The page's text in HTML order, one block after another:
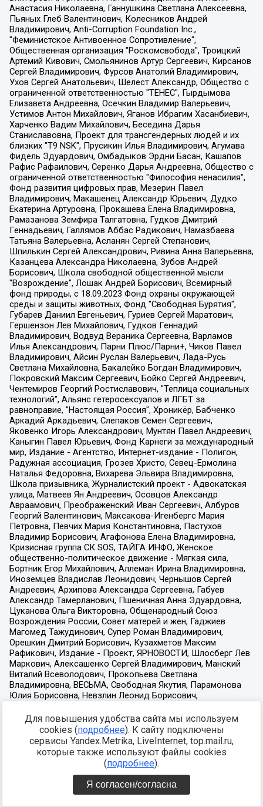
Для повышения удобства сайта мы используем
cookies (подробнее). К сайту подключены
сервисы Yandex.Metrika, LiveInternet, top.mail.ru,
которые также используют файлы cookies
(подробнее).
Я согласен/согласна